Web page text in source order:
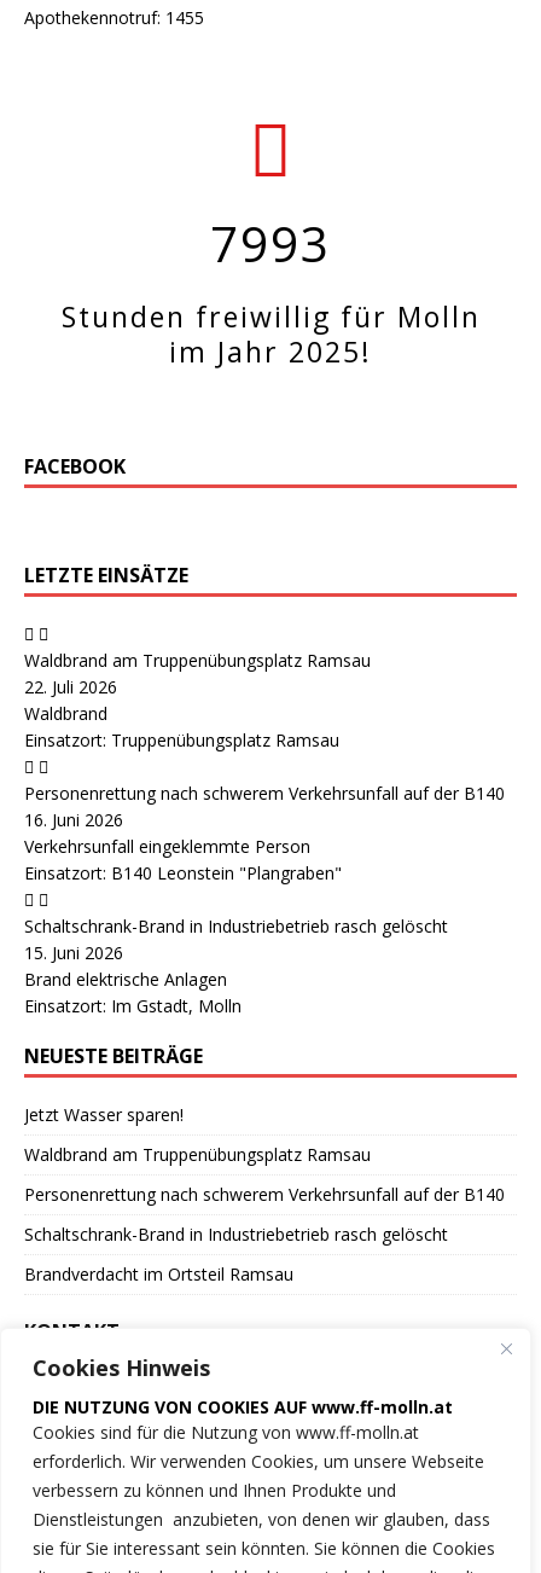
Cookies Hinweis
DIE NUTZUNG VON COOKIES AUF www.ff-molln.at
Cookies sind für die Nutzung von www.ff-molln.at
erforderlich. Wir verwenden Cookies, um unsere Webseite
verbessern zu können und Ihnen Produkte und
Dienstleistungen anzubieten, von denen wir glauben, dass
sie für Sie interessant sein könnten. Sie können die Cookies
Apothekennotruf: 1455
7993
Stunden freiwillig für Molln
im Jahr 2025!
FACEBOOK
LETZTE EINSÄTZE
Waldbrand am Truppenübungsplatz Ramsau
22. Juli 2026
Waldbrand
Einsatzort: Truppenübungsplatz Ramsau
Personenrettung nach schwerem Verkehrsunfall auf der B140
16. Juni 2026
Verkehrsunfall eingeklemmte Person
Einsatzort: B140 Leonstein "Plangraben"
Schaltschrank-Brand in Industriebetrieb rasch gelöscht
15. Juni 2026
Brand elektrische Anlagen
Einsatzort: Im Gstadt, Molln
NEUESTE BEITRÄGE
Jetzt Wasser sparen!
Waldbrand am Truppenübungsplatz Ramsau
Personenrettung nach schwerem Verkehrsunfall auf der B140
Schaltschrank-Brand in Industriebetrieb rasch gelöscht
Brandverdacht im Ortsteil Ramsau
KONTAKT
der Marktgemeinde Molln
Feuerwehrstrasse 1
4591 Molln